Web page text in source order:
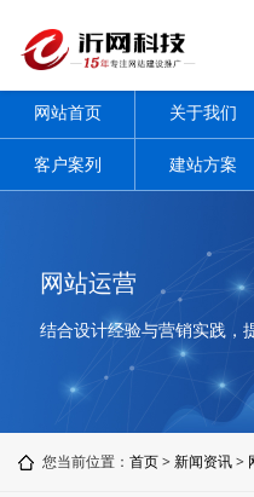
首
页
于
我
新
闻
服
案
服
系
网站首页 关于我们
客户案列 建站方案
网站运营
结合设计经验与营销实践，
您当前位置： 首页>新闻资讯>